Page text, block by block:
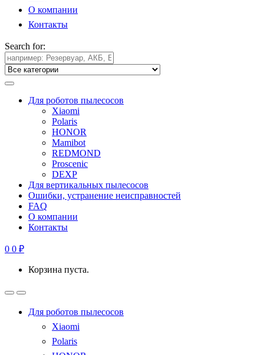
О компании
Контакты
Search for:
Для роботов пылесосов
Xiaomi
Polaris
HONOR
Mamibot
REDMOND
Proscenic
DEXP
Для вертикальных пылесосов
Ошибки, устранение неисправностей
FAQ
О компании
Контакты
0 0 ₽
Корзина пуста.
Для роботов пылесосов
Xiaomi
Polaris